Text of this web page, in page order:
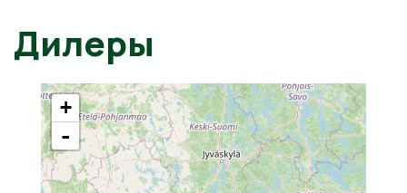
Дилеры
+
-